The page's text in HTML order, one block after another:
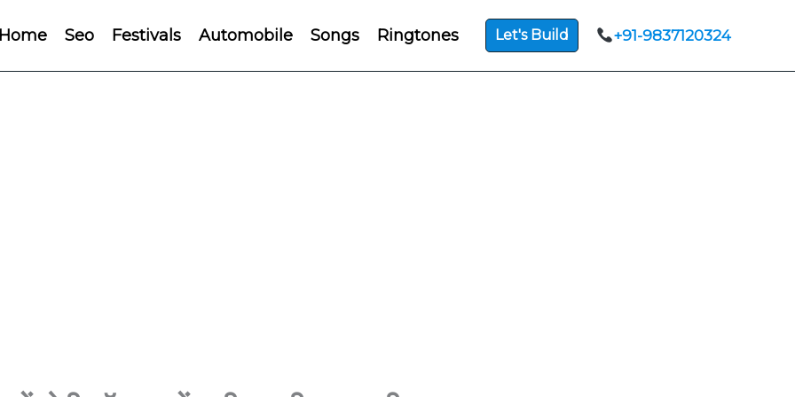
Home Seo Festivals Automobile Songs Ringtones Let's Build +91-9837120324